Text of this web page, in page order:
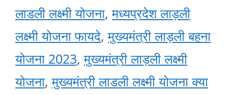
लाडली लक्ष्मी योजना,मध्यप्रदेश लाड़ली
लक्ष्मी योजना फायदे,मुख्यमंत्री लाड़ली बहना
योजना 2023,मुख्यमंत्री लाड़ली लक्ष्मी
योजना,मुख्यमंत्री लाडली लक्ष्मी योजना क्या